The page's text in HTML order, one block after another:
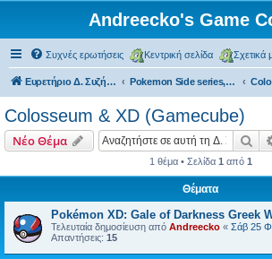
Andreecko's Game
Συχνές ερωτήσεις Κεντρική σελίδα Σχετικά
Ευρετήριο Δ. Συζήτησης Pokemon Side series, Spin-offs
Colosseum & XD (Gamecube)
Νέο Θέμα
1 θέμα • Σελίδα 1 από 1
Θέματα
Pokémon XD: Gale of Darkness Greek
Τελευταία δημοσίευση από Andreecko « Σάβ 25
Απαντήσεις: 15